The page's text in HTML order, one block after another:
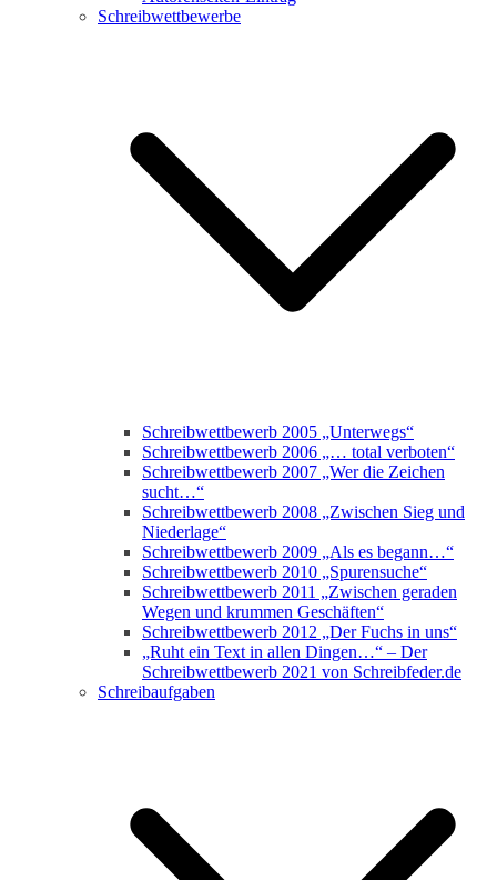
Schreibwettbewerbe
Schreibwettbewerb 2005 „Unterwegs“
Schreibwettbewerb 2006 „… total verboten“
Schreibwettbewerb 2007 „Wer die Zeichen
sucht…“
Schreibwettbewerb 2008 „Zwischen Sieg und
Niederlage“
Schreibwettbewerb 2009 „Als es begann…“
Schreibwettbewerb 2010 „Spurensuche“
Schreibwettbewerb 2011 „Zwischen geraden
Wegen und krummen Geschäften“
Schreibwettbewerb 2012 „Der Fuchs in uns“
„Ruht ein Text in allen Dingen…“ – Der
Schreibwettbewerb 2021 von Schreibfeder.de
Schreibaufgaben